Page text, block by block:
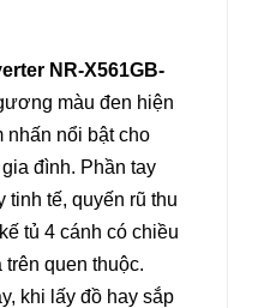
NR-X561GB-
màu đen hiện
nhấn nổi bật cho
đình. Phần tay
tinh tế, quyến rũ thu
tủ 4 cánh có chiều
trên quen thuộc.
khi lấy đồ hay sắp